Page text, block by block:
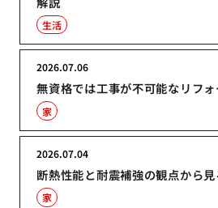
生活
無資格では工事が不可能なリフ
2026.07.06
家
断熱性能と耐震補強の観点から
2026.07.04
家